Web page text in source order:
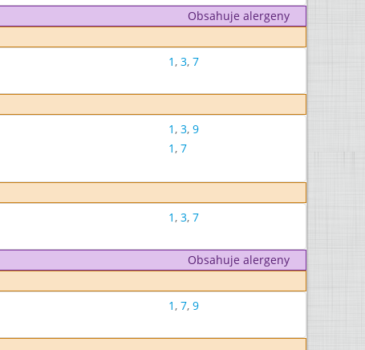
Obsahuje alergeny
1, 3, 7
1, 3, 9
1, 7
1, 3, 7
Obsahuje alergeny
1, 7, 9